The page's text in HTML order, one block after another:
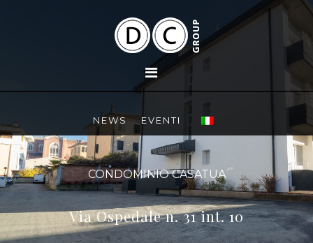
NEWS EVENTI
CONDOMINIO CASATUA
Via Ospedale n. 31 int. 10